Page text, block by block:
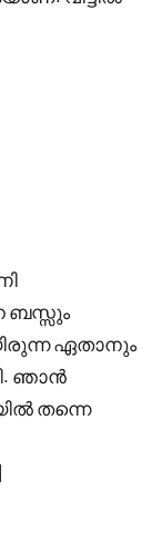
ബസ്സും
ഏതാനും
ഞാൻ
തന്നെ